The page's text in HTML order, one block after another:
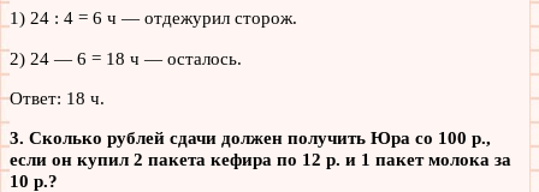
1) 24 : 4 = 6 ч — отдежурил сторож.
2) 24 — 6 = 18 ч — осталось.
Ответ: 18 ч.
3. Сколько рублей сдачи должен получить Юра со 100 р.,
если он купил 2 пакета кефира по 12 р. и 1 пакет молока за
10 р.?